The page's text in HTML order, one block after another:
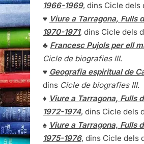
1966-1969, dins Cicle dels
♥ Viure a Tarragona, Fulls
1970-1971, dins Cicle dels
♣ Francesc Pujols per ell
Cicle de biografies III.
♥ Geografia espiritual de
dins Cicle de biografies III.
♦ Viure a Tarragona, Fulls
1972-1974, dins Cicle dels
♠ Viure a Tarragona, Fulls
1975-1976, dins Cicle dels